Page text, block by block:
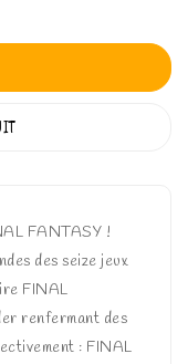
FANTASY !
des seize jeux
FINAL
renfermant des
: FINAL